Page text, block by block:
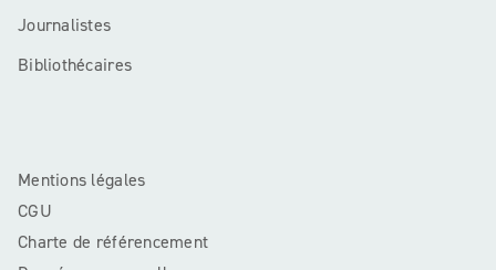
Journalistes
Bibliothécaires
Mentions légales
CGU
Charte de référencement